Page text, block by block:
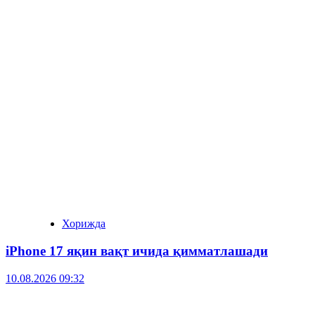
Хорижда
iPhone 17 яқин вақт ичида қимматлашади
10.08.2026 09:32